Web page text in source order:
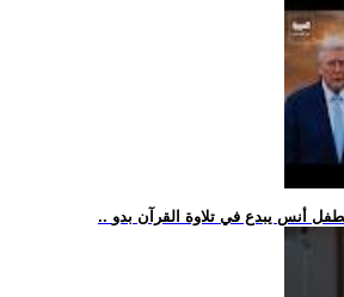
أنس يبدع في تلاوة القرآن بدو